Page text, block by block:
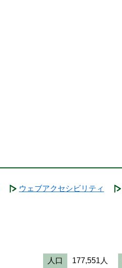
ウェブアクセシビリティ
人口 177,551人